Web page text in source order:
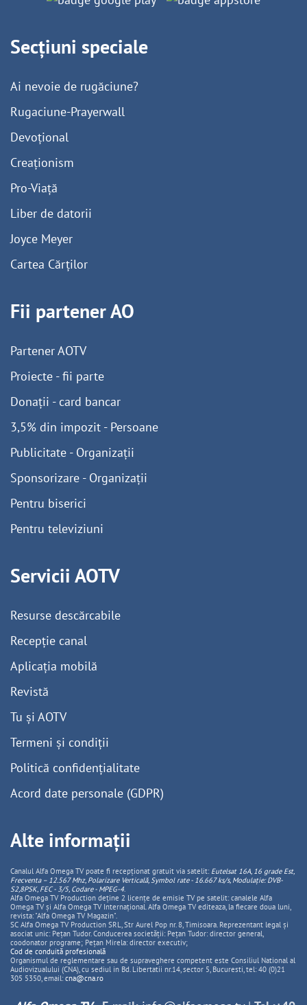
Secțiuni speciale
Ai nevoie de rugăciune?
Rugaciune-Prayerwall
Devoțional
Creaționism
Pro-Viață
Liber de datorii
Joyce Meyer
Cartea Cărților
Fii partener AO
Partener AOTV
Proiecte - fii parte
Donații - card bancar
3,5% din impozit - Persoane
Publicitate - Organizații
Sponsorizare - Organizații
Pentru biserici
Pentru televiziuni
Servicii AOTV
Resurse descărcabile
Recepție canal
Aplicația mobilă
Revistă
Tu și AOTV
Termeni și condiții
Politică confidențialitate
Acord date personale (GDPR)
Alte informații
Canalul Alfa Omega TV poate fi recepționat gratuit via satelit: Eutelsat 16A, 16 grade Est,
Frecventa – 12.567 Mhz, PolarizareVerticală, Symbol rate - 16.667 ks/s, Modulație: DVB-
S2,8PSK, FEC - 3/5, Codare - MPEG-4.
Alfa Omega TV Production deține 2 licențe de emisie TV pe satelit: canalele Alfa
Omega TV și Alfa Omega TV Internațional. Alfa Omega TV editeaza, la fiecare doua luni,
revista: "Alfa Omega TV Magazin".
SC Alfa Omega TV Production SRL, Str Aurel Pop nr. 8, Timisoara. Reprezentant legal și
asociat unic: Pețan Tudor. Conducerea societății: Pețan Tudor: director general,
coodonator programe; Pețan Mirela: director executiv;
Cod de conduită profesională
Organismul de reglementare sau de supraveghere competent este Consiliul National al
Audiovizualului (CNA), cu sediul in Bd. Libertatii nr.14, sector 5, Bucuresti, tel: 40 (0)21
305 5350, email: cna@cna.ro